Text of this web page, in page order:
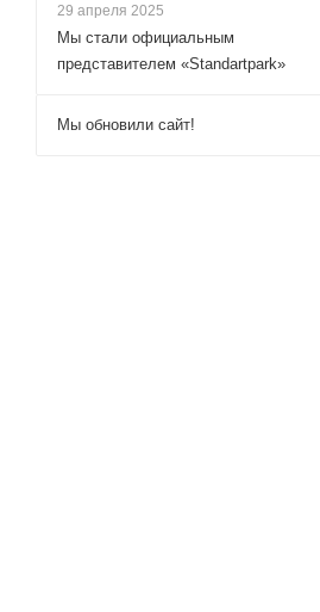
29 апреля 2025
Мы стали официальным
представителем «Standartpark»
Мы обновили сайт!